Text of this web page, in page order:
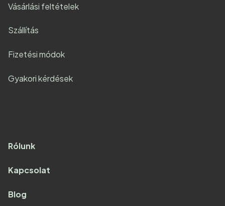
Vásárlási feltételek
Szállítás
Fizetési módok
Gyakori kérdések
Rólunk
Kapcsolat
Blog